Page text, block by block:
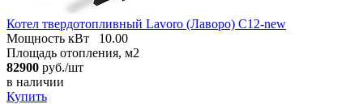
Котел твердотопливный Lavoro (Лаворо) C12-new
Мощность кВт
10.00
Площадь отопления, м2
82900 руб./шт
в наличии
Купить